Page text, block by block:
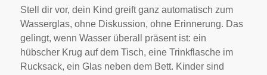
Stell dir vor, dein Kind greift ganz automatisch zum
Wasserglas, ohne Diskussion, ohne Erinnerung. Das
gelingt, wenn Wasser überall präsent ist: ein
hübscher Krug auf dem Tisch, eine Trinkflasche im
Rucksack, ein Glas neben dem Bett. Kinder sind